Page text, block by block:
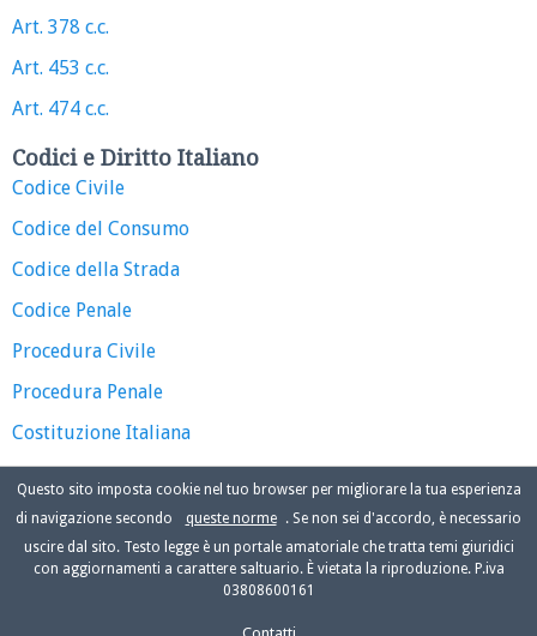
Art. 378 c.c.
Art. 453 c.c.
Art. 474 c.c.
Codici e Diritto Italiano
Codice Civile
Codice del Consumo
Codice della Strada
Codice Penale
Procedura Civile
Procedura Penale
Costituzione Italiana
Questo sito imposta cookie nel tuo browser per migliorare la tua esperienza
di navigazione secondo
queste norme
. Se non sei d'accordo, è necessario
uscire dal sito. Testo legge è un portale amatoriale che tratta temi giuridici
con aggiornamenti a carattere saltuario. È vietata la riproduzione. P.iva
03808600161